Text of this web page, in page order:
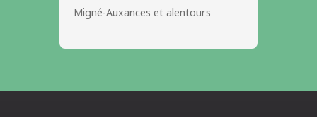
Migné-Auxances et alentours